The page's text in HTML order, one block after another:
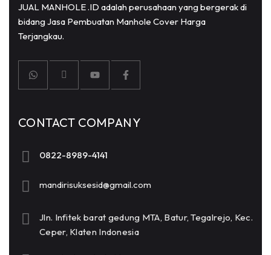
JUAL MANHOLE .ID adalah perusahaan yang bergerak di
bidang Jasa Pembuatan Manhole Cover Harga
Terjangkau.
CONTACT COMPANY
0822-8989-4141
mandirisuksesid@gmail.com
Jln. Infitek barat gedung MTA, Batur, Tegalrejo, Kec.
Ceper, Klaten Indonesia